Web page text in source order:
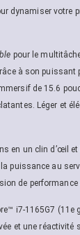
dynamiser votre
pour le
à son puissant
de 15.6
Léger et
en un clin d’œil
puissance au
de performance
i7-1165G7 (11e
et une réactivité